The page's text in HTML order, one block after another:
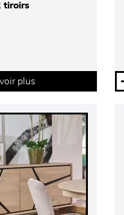
tiroirs
plus